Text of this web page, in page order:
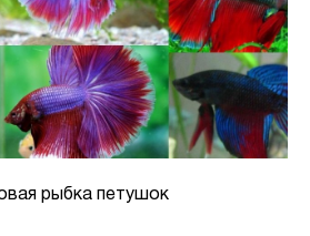
рыбка петушок